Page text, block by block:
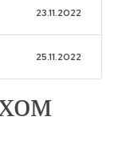
23.11.2022
25.11.2022